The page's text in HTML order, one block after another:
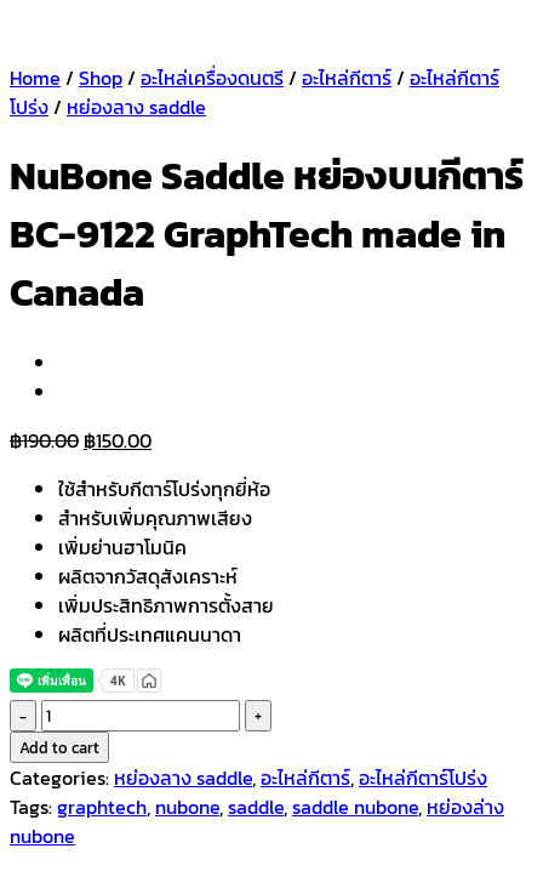
Home / Shop/ อะไหล่เครื่องดนตรี/ อะไหล่กีตาร์/ อะไหล่กีตาร์
โปร่ง/ หย่องลาง saddle
NuBone Saddle หย่องบนกีตาร์
BC-9122 GraphTech made in
Canada
฿190.00 Original
was:
฿190.00.
฿150.00Current
is:
฿150.00.
ใช้สำหรับกีตาร์โปร่งทุกยี่ห้อ
สำหรับเพิ่มคุณภาพเสียง
เพิ่มย่านฮาโมนิค
ผลิตจากวัสดุสังเคราะห์
เพิ่มประสิทธิภาพการตั้งสาย
ผลิตที่ประเทศแคนนาดา
NuBone
Saddle
หย่อง
บน
กีตาร์
Add to cart
Categories: หย่องลาง saddle,อะไหล่กีตาร์,อะไหล่กีตาร์โปร่ง
Tags:graphtech, nubone,saddle,saddle nubone, หย่องล่าง
nubone